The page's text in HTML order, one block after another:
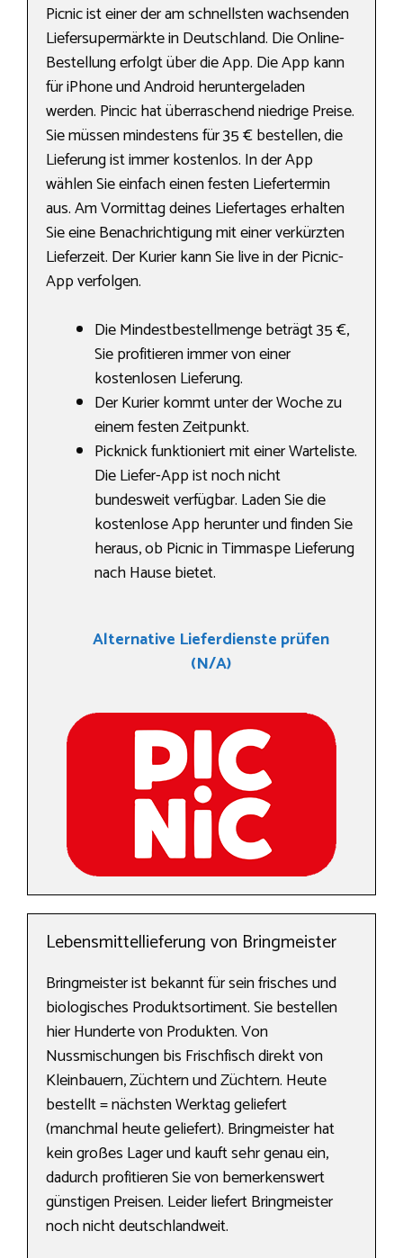
Picnic ist einer der am schnellsten wachsenden
Liefersupermärkte in Deutschland. Die Online-
Bestellung erfolgt über die App. Die App kann
für iPhone und Android heruntergeladen
werden. Pincic hat überraschend niedrige Preise.
Sie müssen mindestens für 35 € bestellen, die
Lieferung ist immer kostenlos. In der App
wählen Sie einfach einen festen Liefertermin
aus. Am Vormittag deines Liefertages erhalten
Sie eine Benachrichtigung mit einer verkürzten
Lieferzeit. Der Kurier kann Sie live in der Picnic-
App verfolgen.
Die Mindestbestellmenge beträgt 35 €,
Sie profitieren immer von einer
kostenlosen Lieferung.
Der Kurier kommt unter der Woche zu
einem festen Zeitpunkt.
Picknick funktioniert mit einer Warteliste.
Die Liefer-App ist noch nicht
bundesweit verfügbar. Laden Sie die
kostenlose App herunter und finden Sie
heraus, ob Picnic in Timmaspe Lieferung
nach Hause bietet.
Alternative Lieferdienste prüfen
(N/A)
Lebensmittellieferung von Bringmeister
Bringmeister ist bekannt für sein frisches und
biologisches Produktsortiment. Sie bestellen
hier Hunderte von Produkten. Von
Nussmischungen bis Frischfisch direkt von
Kleinbauern, Züchtern und Züchtern. Heute
bestellt = nächsten Werktag geliefert
(manchmal heute geliefert). Bringmeister hat
kein großes Lager und kauft sehr genau ein,
dadurch profitieren Sie von bemerkenswert
günstigen Preisen. Leider liefert Bringmeister
noch nicht deutschlandweit.